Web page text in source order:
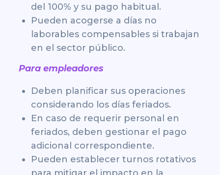
del 100% y su pago habitual.
Pueden acogerse a días no
laborables compensables si trabajan
en el sector público.
Para empleadores
Deben planificar sus operaciones
considerando los días feriados.
En caso de requerir personal en
feriados, deben gestionar el pago
adicional correspondiente.
Pueden establecer turnos rotativos